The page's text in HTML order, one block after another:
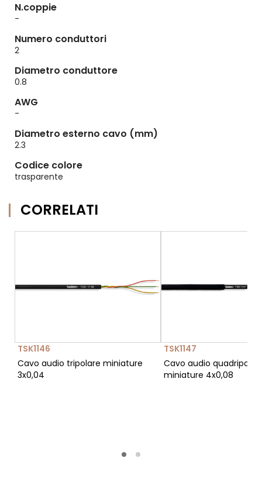
N.coppie
-
Numero conduttori
2
Diametro conduttore
0.8
AWG
-
Diametro esterno cavo (mm)
2.3
Codice colore
trasparente
CORRELATI
TSK1146
Cavo audio tripolare miniature
3x0,04
TSK1147
Cavo audio
miniature 4x0,08